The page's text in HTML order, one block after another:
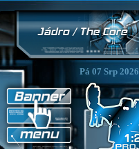
Pá 07 Srp 2026